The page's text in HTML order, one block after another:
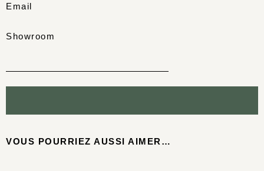
Email
Showroom
VOUS POURRIEZ AUSSI AIMER…